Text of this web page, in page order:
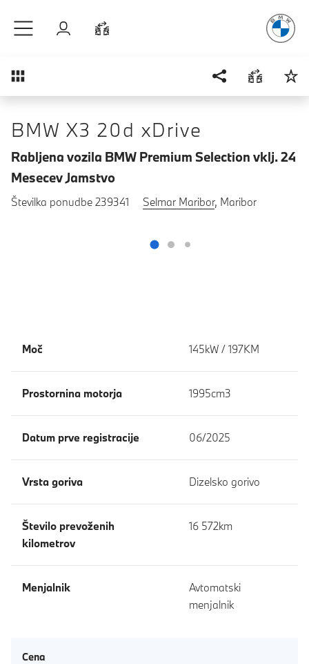
Prijava
Pregled
BMW X3 20d xDrive
Rabljena vozila BMW Premium Selection vklj. 24
Mesecev Jamstvo
Številka ponudbe 239341 Selmar Maribor, Maribor
Moč 145kW / 197KM
Prostornina motorja 1995cm3
Datum prve registracije 06/2025
Vrsta goriva Dizelsko gorivo
Število prevoženih
kilometrov
16 572km
Menjalnik
Avtomatski
menjalnik
Cena